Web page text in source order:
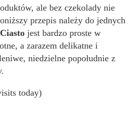
ale bez czekolady nie
przepis należy do jednych
Ciasto jest bardzo proste w
a zarazem delikatne i
niedzielne popołudnie z
today)